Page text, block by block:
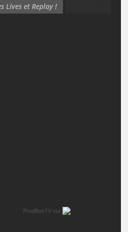
Lives et Replay !
ProdBoxTV sur